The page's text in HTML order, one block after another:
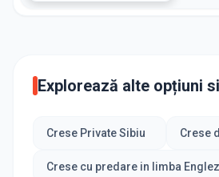
Explorează alte opțiuni
Crese Private Sibiu Crese
Crese cu predare in limba